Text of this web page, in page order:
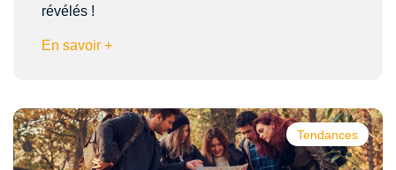
révélés !
En savoir +
Tendances